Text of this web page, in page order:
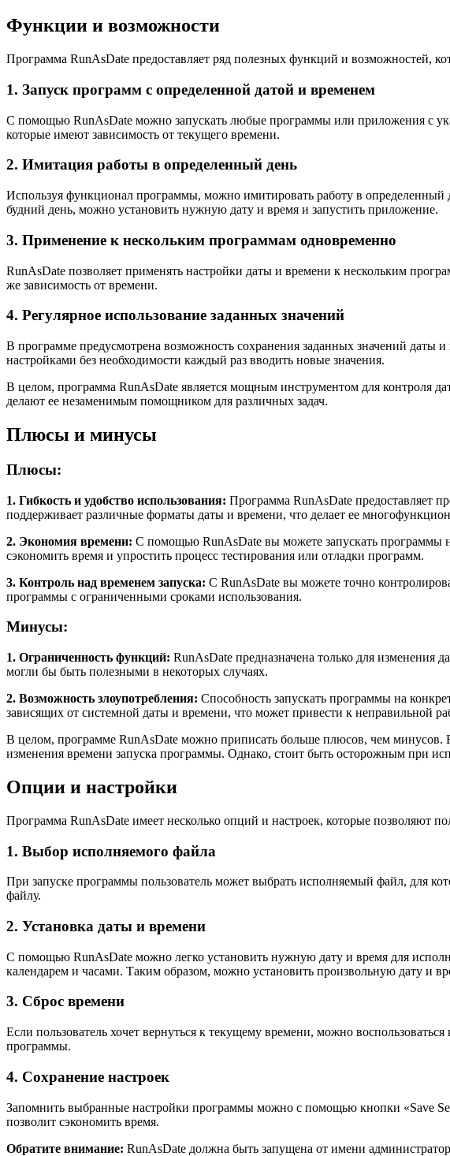
Функции и возможности
Программа RunAsDate предоставляет ряд полезных функций и возможностей,
1. Запуск программ с определенной датой и временем
С помощью RunAsDate можно запускать любые программы или приложения с
которые имеют зависимость от текущего времени.
2. Имитация работы в определенный день
Используя функционал программы, можно имитировать работу в определенный
будний день, можно установить нужную дату и время и запустить приложение.
3. Применение к нескольким программам одновременно
RunAsDate позволяет применять настройки даты и времени к нескольким
же зависимость от времени.
4. Регулярное использование заданных значений
В программе предусмотрена возможность сохранения заданных значений даты
настройками без необходимости каждый раз вводить новые значения.
В целом, программа RunAsDate является мощным инструментом для контроля
делают ее незаменимым помощником для различных задач.
Плюсы и минусы
Плюсы:
1. Гибкость и удобство использования: Программа RunAsDate предоставляет
поддерживает различные форматы даты и времени, что делает ее
2. Экономия времени: С помощью RunAsDate вы можете запускать программы
сэкономить время и упростить процесс тестирования или отладки программ.
3. Контроль над временем запуска: С RunAsDate вы можете точно
программы с ограниченными сроками использования.
Минусы:
1. Ограниченность функций: RunAsDate предназначена только для
могли бы быть полезными в некоторых случаях.
2. Возможность злоупотребления: Способность запускать программы на
зависящих от системной даты и времени, что может привести к неправильной
В целом, программе RunAsDate можно приписать больше плюсов, чем минусов.
изменения времени запуска программы. Однако, стоит быть осторожным при
Опции и настройки
Программа RunAsDate имеет несколько опций и настроек, которые позволяют
1. Выбор исполняемого файла
При запуске программы пользователь может выбрать исполняемый файл, для
файлу.
2. Установка даты и времени
С помощью RunAsDate можно легко установить нужную дату и время для
календарем и часами. Таким образом, можно установить произвольную дату и
3. Сброс времени
Если пользователь хочет вернуться к текущему времени, можно
программы.
4. Сохранение настроек
Запомнить выбранные настройки программы можно с помощью кнопки «Save
позволит сэкономить время.
Обратите внимание: RunAsDate должна быть запущена от имени